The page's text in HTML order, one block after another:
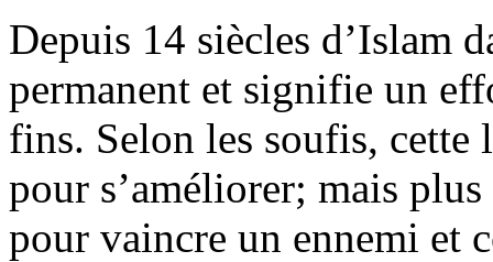
Depuis 14 siècles d’Islam
permanent et signifie un
fins. Selon les soufis, cette
pour s’améliorer; mais
pour vaincre un ennemi et